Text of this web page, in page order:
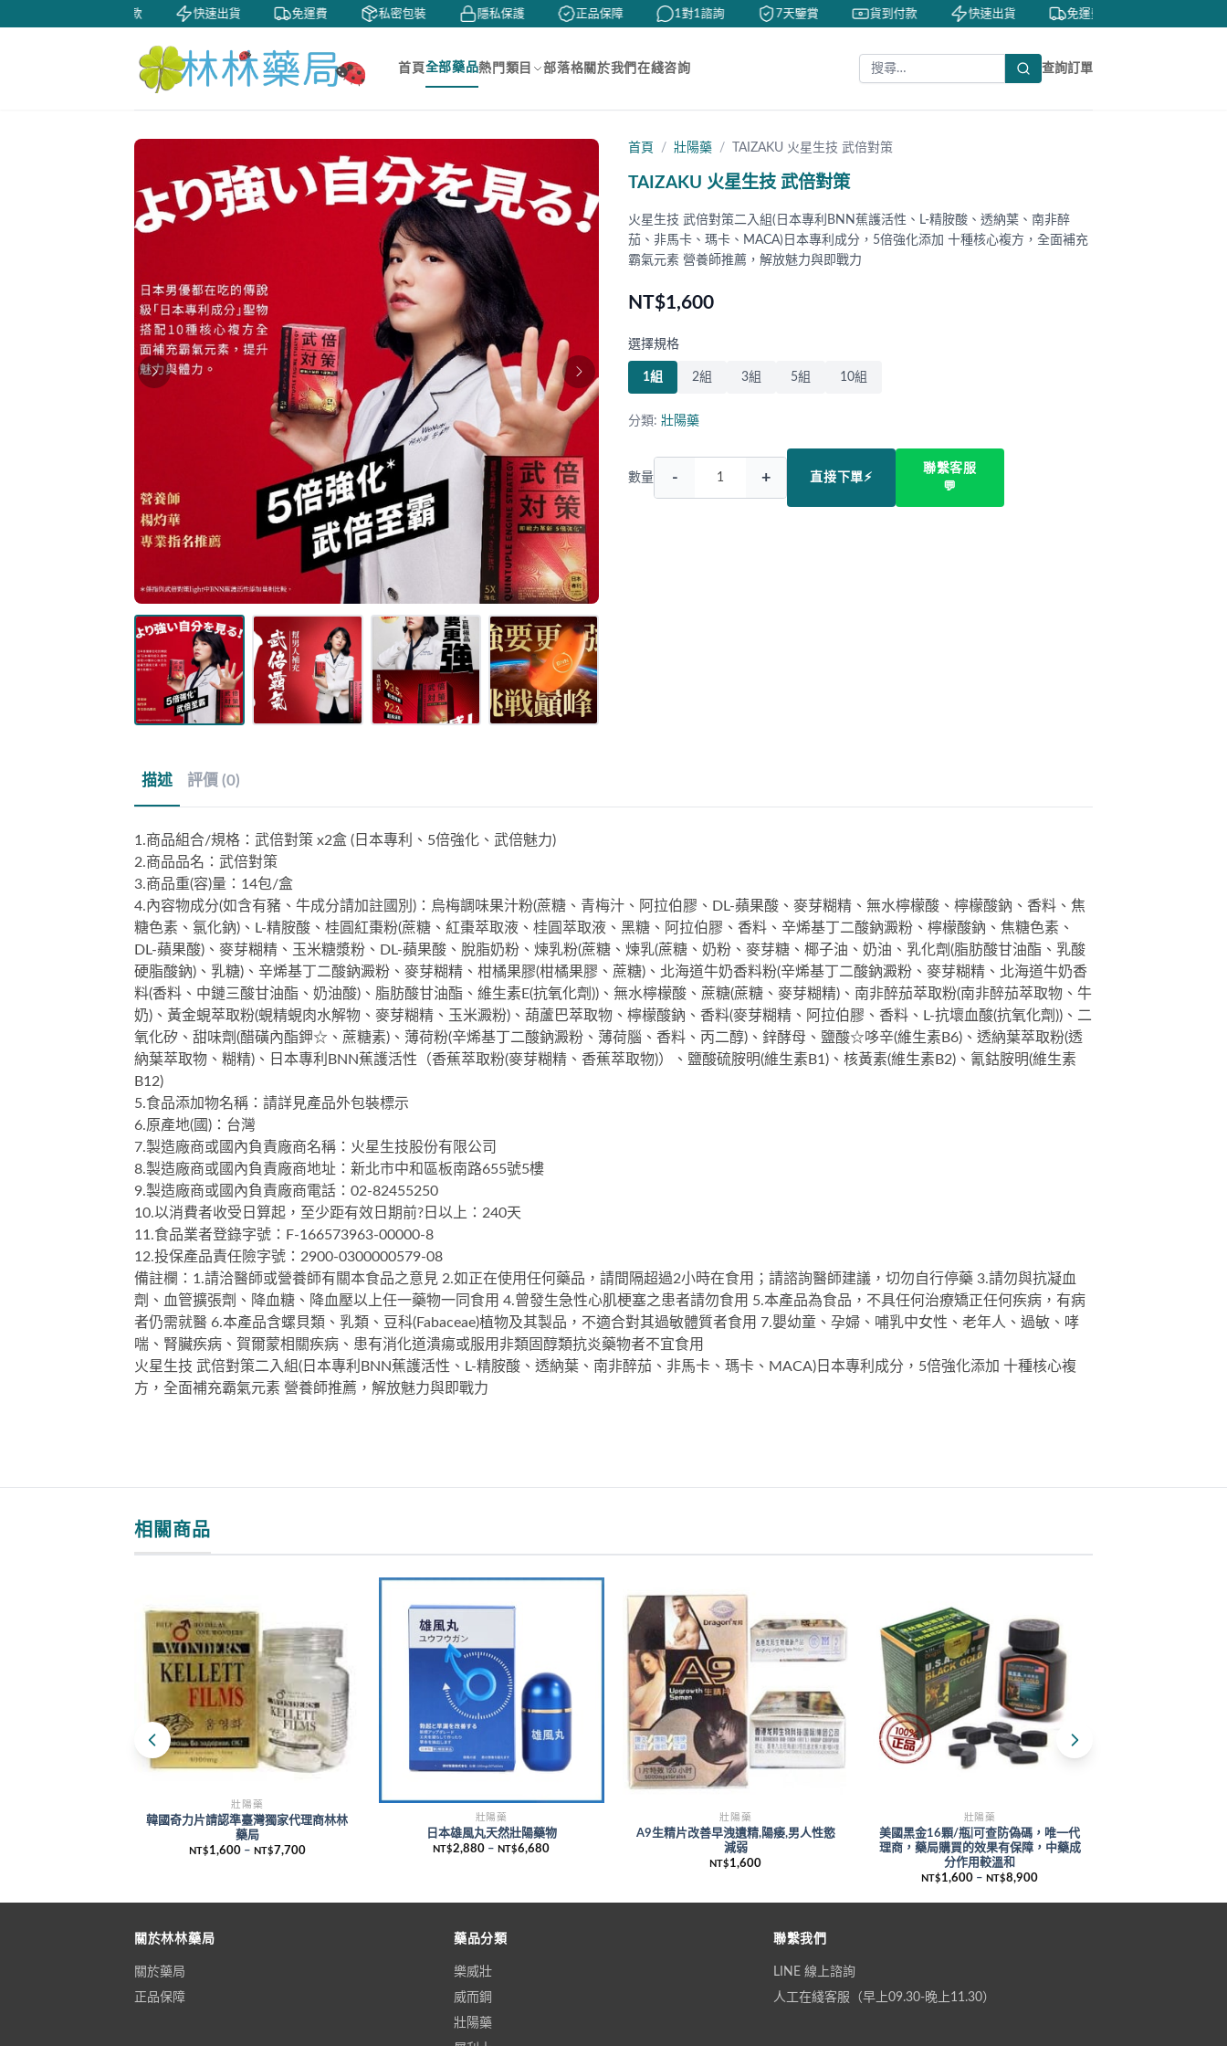
快速出貨 免運費 私密包裝 隱私保護 正品保障 1對1諮詢 7天鑒賞 貨到付款 快速出貨 免運費
首頁全部藥品熱門類目 部落格關於我們在綫咨詢 查詢訂單
首頁 壯陽藥 TAIZAKU 火星生技 武倍對策
TAIZAKU 火星生技 武倍對策
火星生技 武倍對策二入組(日本專利BNN蕉護活性、L-精胺酸、透納葉、南非醉
茄、非馬卡、瑪卡、MACA)日本專利成分，5倍強化添加 十種核心複方，全面補充
霸氣元素 營養師推薦，解放魅力與即戰力
NT$1,600
選擇規格
1組 2組 3組 5組 10組
分類: 壯陽藥
數量 - + 直接下單⚡
聯繫客服
💬
描述 評價 (0)
1.商品組合/規格：武倍對策 x2盒 (日本專利、5倍強化、武倍魅力)
2.商品品名：武倍對策
3.商品重(容)量：14包/盒
4.內容物成分(如含有豬、牛成分請加註國別)：烏梅調味果汁粉(蔗糖、青梅汁、阿拉伯膠、DL-蘋果酸、麥芽糊精、無水檸檬酸、檸檬酸鈉、香料、焦
糖色素、氯化鈉)、L-精胺酸、桂圓紅棗粉(蔗糖、紅棗萃取液、桂圓萃取液、黑糖、阿拉伯膠、香料、辛烯基丁二酸鈉澱粉、檸檬酸鈉、焦糖色素、
DL-蘋果酸)、麥芽糊精、玉米糖漿粉、DL-蘋果酸、脫脂奶粉、煉乳粉(蔗糖、煉乳(蔗糖、奶粉、麥芽糖、椰子油、奶油、乳化劑(脂肪酸甘油酯、乳酸
硬脂酸鈉)、乳糖)、辛烯基丁二酸鈉澱粉、麥芽糊精、柑橘果膠(柑橘果膠、蔗糖)、北海道牛奶香料粉(辛烯基丁二酸鈉澱粉、麥芽糊精、北海道牛奶香
料(香料、中鏈三酸甘油酯、奶油酸)、脂肪酸甘油酯、維生素E(抗氧化劑))、無水檸檬酸、蔗糖(蔗糖、麥芽糊精)、南非醉茄萃取粉(南非醉茄萃取物、牛
奶)、黃金蜆萃取粉(蜆精蜆肉水解物、麥芽糊精、玉米澱粉)、葫蘆巴萃取物、檸檬酸鈉、香料(麥芽糊精、阿拉伯膠、香料、L-抗壞血酸(抗氧化劑))、二
氧化矽、甜味劑(醋磺內酯鉀☆、蔗糖素)、薄荷粉(辛烯基丁二酸鈉澱粉、薄荷腦、香料、丙二醇)、鋅酵母、鹽酸☆哆辛(維生素B6)、透納葉萃取粉(透
納葉萃取物、糊精)、日本專利BNN蕉護活性（香蕉萃取粉(麥芽糊精、香蕉萃取物)）、鹽酸硫胺明(維生素B1)、核黃素(維生素B2)、氰鈷胺明(維生素
B12)
5.食品添加物名稱：請詳見產品外包裝標示
6.原產地(國)：台灣
7.製造廠商或國內負責廠商名稱：火星生技股份有限公司
8.製造廠商或國內負責廠商地址：新北市中和區板南路655號5樓
9.製造廠商或國內負責廠商電話：02-82455250
10.以消費者收受日算起，至少距有效日期前?日以上：240天
11.食品業者登錄字號：F-166573963-00000-8
12.投保產品責任險字號：2900-0300000579-08
備註欄：1.請洽醫師或營養師有關本食品之意見 2.如正在使用任何藥品，請間隔超過2小時在食用；請諮詢醫師建議，切勿自行停藥 3.請勿與抗凝血
劑、血管擴張劑、降血糖、降血壓以上任一藥物一同食用 4.曾發生急性心肌梗塞之患者請勿食用 5.本產品為食品，不具任何治療矯正任何疾病，有病
者仍需就醫 6.本產品含螺貝類、乳類、豆科(Fabaceae)植物及其製品，不適合對其過敏體質者食用 7.嬰幼童、孕婦、哺乳中女性、老年人、過敏、哮
喘、腎臟疾病、賀爾蒙相關疾病、患有消化道潰瘍或服用非類固醇類抗炎藥物者不宜食用
火星生技 武倍對策二入組(日本專利BNN蕉護活性、L-精胺酸、透納葉、南非醉茄、非馬卡、瑪卡、MACA)日本專利成分，5倍強化添加 十種核心複
方，全面補充霸氣元素 營養師推薦，解放魅力與即戰力
相關商品
壯陽藥
韓國奇力片請認準臺灣獨家代理商林林
藥局
NT$ 1,600– NT$ 7,700
壯陽藥
日本雄風丸天然壯陽藥物
NT$2,880 – NT$6,680
壯陽藥
A9生精片改善早洩遺精,陽痿,男人性慾
減弱
NT$1,600
壯陽藥
美國黑金16顆/瓶|可查防偽碼，唯一代
理商，藥局購買的效果有保障，中藥成
分作用較溫和
NT$1,600 – NT$8,900
關於林林藥局
關於藥局
正品保障
藥品分類
樂威壯
威而鋼
壯陽藥
聯繫我們
LINE 線上諮詢
人工在綫客服（早上09.30-晚上11.30）